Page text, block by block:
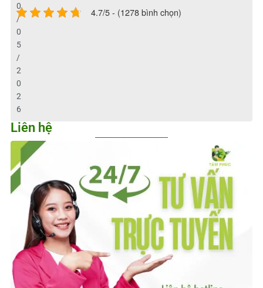
0
/
0
5
/
2
0
2
6
4.7/5 - (1278 bình chọn)
Liên hệ